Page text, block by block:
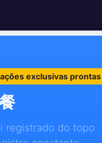
exclusivas
registrado do topo